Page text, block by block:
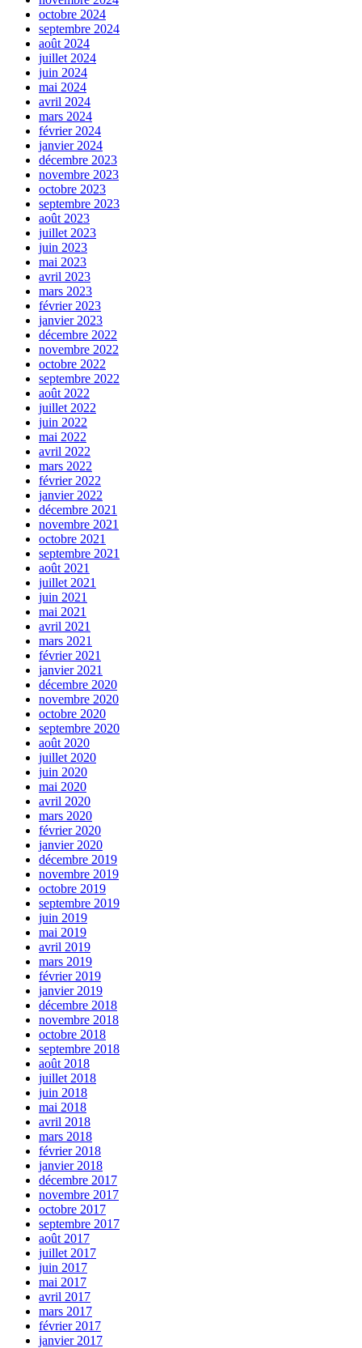
octobre 2024
septembre 2024
août 2024
juillet 2024
juin 2024
mai 2024
avril 2024
mars 2024
février 2024
janvier 2024
décembre 2023
novembre 2023
octobre 2023
septembre 2023
août 2023
juillet 2023
juin 2023
mai 2023
avril 2023
mars 2023
février 2023
janvier 2023
décembre 2022
novembre 2022
octobre 2022
septembre 2022
août 2022
juillet 2022
juin 2022
mai 2022
avril 2022
mars 2022
février 2022
janvier 2022
décembre 2021
novembre 2021
octobre 2021
septembre 2021
août 2021
juillet 2021
juin 2021
mai 2021
avril 2021
mars 2021
février 2021
janvier 2021
décembre 2020
novembre 2020
octobre 2020
septembre 2020
août 2020
juillet 2020
juin 2020
mai 2020
avril 2020
mars 2020
février 2020
janvier 2020
décembre 2019
novembre 2019
octobre 2019
septembre 2019
juin 2019
mai 2019
avril 2019
mars 2019
février 2019
janvier 2019
décembre 2018
novembre 2018
octobre 2018
septembre 2018
août 2018
juillet 2018
juin 2018
mai 2018
avril 2018
mars 2018
février 2018
janvier 2018
décembre 2017
novembre 2017
octobre 2017
septembre 2017
août 2017
juillet 2017
juin 2017
mai 2017
avril 2017
mars 2017
février 2017
janvier 2017